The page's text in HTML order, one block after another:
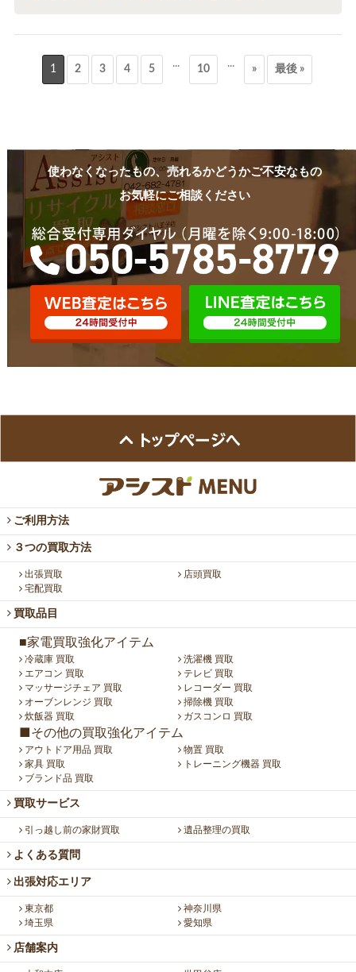
1 2 3 4 5 ... 10 ... » 最後 »
使わなくなったもの、売れるかどうかご不安なもの
お気軽にご相談ください
ご利用方法
３つの買取方法
出張買取
店頭買取
宅配買取
買取品目
■家電買取強化アイテム
冷蔵庫 買取
洗濯機 買取
エアコン 買取
テレビ 買取
マッサージチェア 買取
レコーダー 買取
オーブンレンジ 買取
掃除機 買取
炊飯器 買取
ガスコンロ 買取
■その他の買取強化アイテム
アウトドア用品 買取
物置 買取
家具 買取
トレーニング機器 買取
ブランド品 買取
買取サービス
引っ越し前の家財買取 遺品整理の買取
よくある質問
出張対応エリア
東京都
神奈川県
埼玉県
愛知県
店舗案内